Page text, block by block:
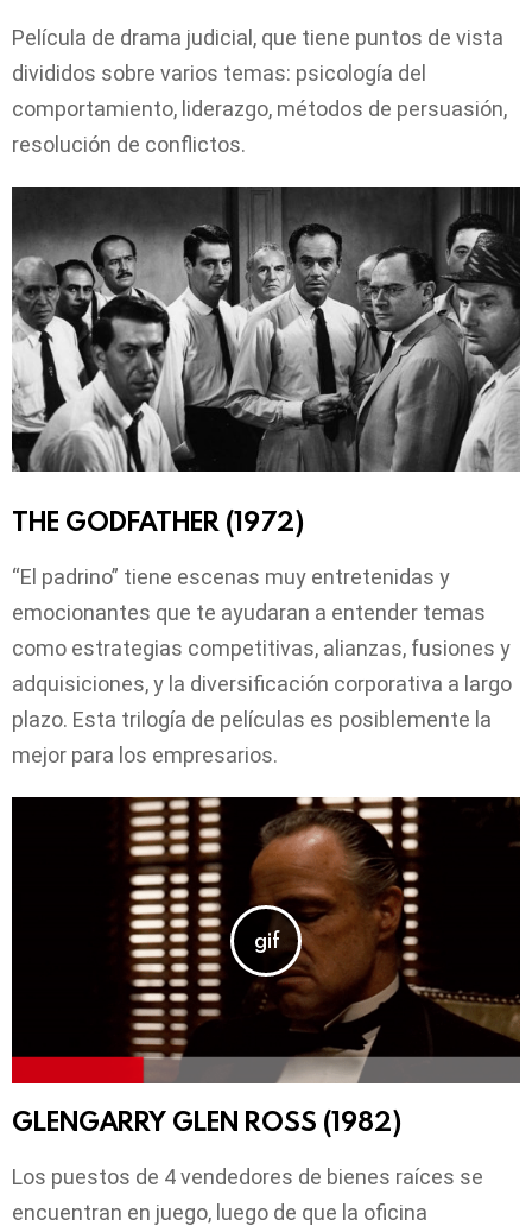
Película de drama judicial, que tiene puntos de vista
divididos sobre varios temas: psicología del
comportamiento, liderazgo, métodos de persuasión,
resolución de conflictos.
THE GODFATHER (1972)
“El padrino” tiene escenas muy entretenidas y
emocionantes que te ayudaran a entender temas
como estrategias competitivas, alianzas, fusiones y
adquisiciones, y la diversificación corporativa a largo
plazo. Esta trilogía de películas es posiblemente la
mejor para los empresarios.
GLENGARRY GLEN ROSS (1982)
Los puestos de 4 vendedores de bienes raíces se
encuentran en juego, luego de que la oficina